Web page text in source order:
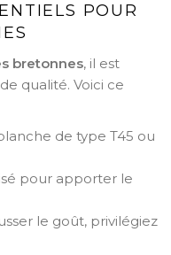
POUR
bretonnes, il est
qualité. Voici ce
de type T45 ou
pour apporter le
le goût, privilégiez